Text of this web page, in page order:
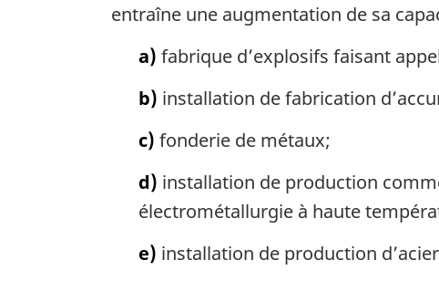
entraîne une augmentation de sa
a) fabrique d’explosifs faisant
b) installation de fabrication
c) fonderie de métaux;
d) installation de production
électrométallurgie à haute
e) installation de production